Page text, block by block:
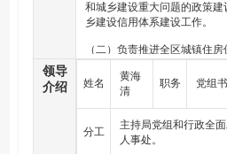
和城乡建设重大问题的政策
乡建设信用体系建设工作。
（二）负责推进全区城镇住
施。组织编制全区住房发展规
度计划并组织实施。推进全
指导保障性安居工程运营管
（危旧房）改造，指导监督城
拆迁安置房建设管理工作。指
领导
介绍
姓名
黄海
清
职务 党组
分工
主持局党组和行政全
人事处。